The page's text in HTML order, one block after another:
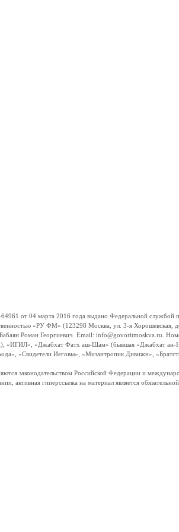
от 04 марта 2016 года выдано Федеральной службой
«РУ ФМ» (123298 Москва, ул. 3-я Хорошевская,
Роман Георгиевич. Email: info@govoritmoskva.ru.
«ИГИЛ», «Джабхат Фатх аш-Шам» (бывшая «Джабхат
«Свидетели Иеговы», «Мизантропик Дивижн»,
законодательством Российской Федерации и
активная гиперссылка на материал является